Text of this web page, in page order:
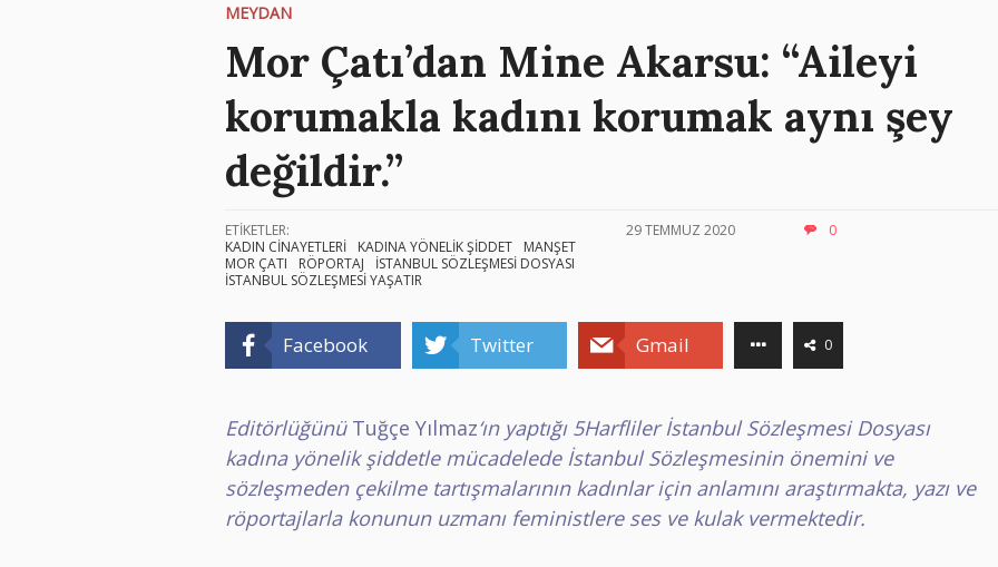
MEYDAN
Mor Çatı’dan Mine Akarsu: “Aileyi
korumakla kadını korumak aynı şey
değildir.”
ETİKETLER:
KADIN CİNAYETLERİ
KADINA YÖNELİK ŞİDDET
MANŞET
MOR ÇATI
RÖPORTAJ
İSTANBUL SÖZLEŞMESİ DOSYASI
İSTANBUL SÖZLEŞMESİ YAŞATIR
29 TEMMUZ 2020 0
Facebook Twitter Gmail 0
Editörlüğünü Tuğçe Yılmaz‘ın yaptığı 5Harfliler İstanbul Sözleşmesi Dosyası
kadına yönelik şiddetle mücadelede İstanbul Sözleşmesinin önemini ve
sözleşmeden çekilme tartışmalarının kadınlar için anlamını araştırmakta, yazı ve
röportajlarla konunun uzmanı feministlere ses ve kulak vermektedir.